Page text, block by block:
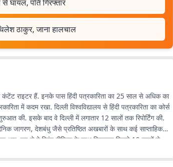
घायल, पति गिरफ्तार
ठाकुर, जाना हालचाल
राइटर हैं. इनके पास हिंदी पत्रकारिता का 25 साल से अधिक का
में कदम रखा. दिल्ली विश्वविद्यालय से हिंदी पत्रकारिता का कोर्स
की. इसके बाद वे दिल्ली में लगातार 12 सालों तक रिपोर्टिंग की.
जागरण, देशबंधु जैसे प्रतिष्ठित अखबारों के साथ कई साप्ताहिक
आए. तब से वे प्रिंट मीडिया के साथ फिलहाल पिछले 10 सालों से
के शुरुआती दिनों में ही राजस्थान में होने वाली हिंदी
नए आयाम की खोज: राजस्थानी पत्रकारिता' की रचना की. इनकी कई